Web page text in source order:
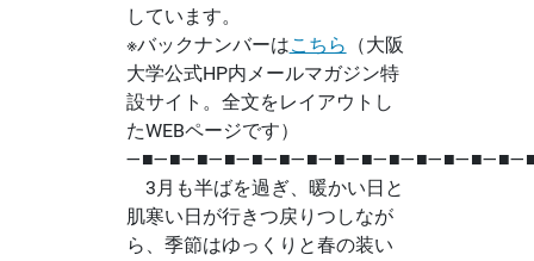
しています。
※バックナンバーはこちら （大阪
大学公式HP内メールマガジン特
設サイト。全文をレイアウトし
たWEBページです）
3月も半ばを過ぎ、暖かい日と
肌寒い日が行きつ戻りつしなが
ら、季節はゆっくりと春の装い